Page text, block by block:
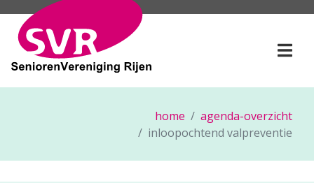
home
agenda-overzicht
inloopochtend valpreventie